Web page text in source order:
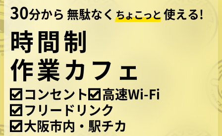
30分から 無駄なく ちょこっと使える!
時間制
作業カフェ
コンセント
高速Wi-Fi
フリードリンク
大阪市内・駅チカ